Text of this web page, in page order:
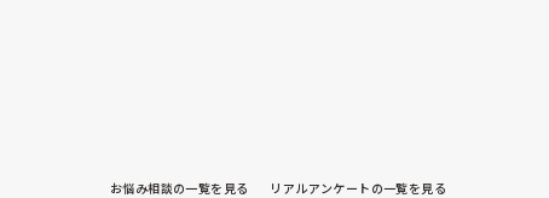
お悩み相談の一覧を見る リアルアンケートの一覧を見る